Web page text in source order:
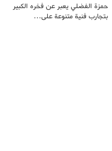
حمزة الفضلي يعبر عن فخره الكبير
بتجارب فنية متنوعة على…